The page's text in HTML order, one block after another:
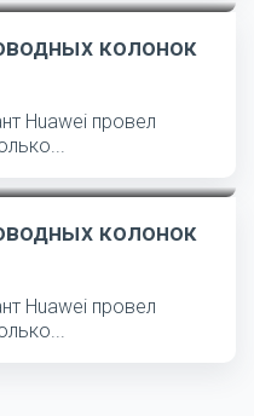
колонок
Huawei провел
колонок
Huawei провел